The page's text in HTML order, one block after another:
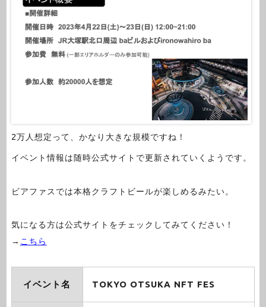
2万人想定って、かなり大きな規模ですね！
イベント情報は随時公式サイトで更新されていくようです。
ビアファスでは本格クラフトビールが楽しめるみたい。
気になる方は公式サイトをチェックしてみてください！
→ こちら
イベント名 TOKYO OTSUKA NFT FES